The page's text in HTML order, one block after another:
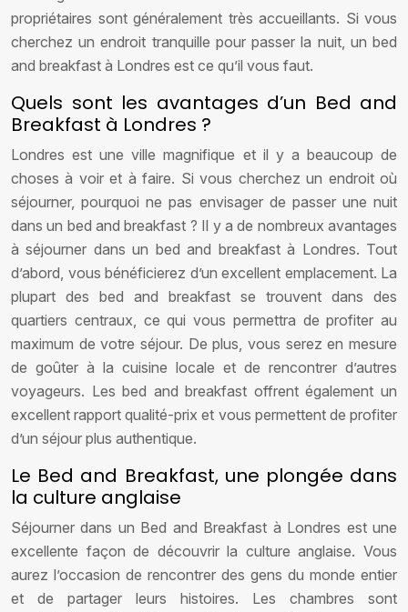
propriétaires sont généralement très accueillants. Si vous
cherchez un endroit tranquille pour passer la nuit, un bed
and breakfast à Londres est ce qu’il vous faut.
Quels sont les avantages d’un Bed and
Breakfast à Londres ?
Londres est une ville magnifique et il y a beaucoup de
choses à voir et à faire. Si vous cherchez un endroit où
séjourner, pourquoi ne pas envisager de passer une nuit
dans un bed and breakfast ? Il y a de nombreux avantages
à séjourner dans un bed and breakfast à Londres. Tout
d’abord, vous bénéficierez d’un excellent emplacement. La
plupart des bed and breakfast se trouvent dans des
quartiers centraux, ce qui vous permettra de profiter au
maximum de votre séjour. De plus, vous serez en mesure
de goûter à la cuisine locale et de rencontrer d’autres
voyageurs. Les bed and breakfast offrent également un
excellent rapport qualité-prix et vous permettent de profiter
d’un séjour plus authentique.
Le Bed and Breakfast, une plongée dans
la culture anglaise
Séjourner dans un Bed and Breakfast à Londres est une
excellente façon de découvrir la culture anglaise. Vous
aurez l’occasion de rencontrer des gens du monde entier
et de partager leurs histoires. Les chambres sont